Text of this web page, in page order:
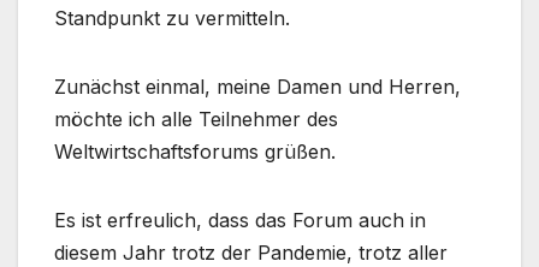
Standpunkt zu vermitteln.
Zunächst einmal, meine Damen und Herren,
möchte ich alle Teilnehmer des
Weltwirtschaftsforums grüßen.
Es ist erfreulich, dass das Forum auch in
diesem Jahr trotz der Pandemie, trotz aller